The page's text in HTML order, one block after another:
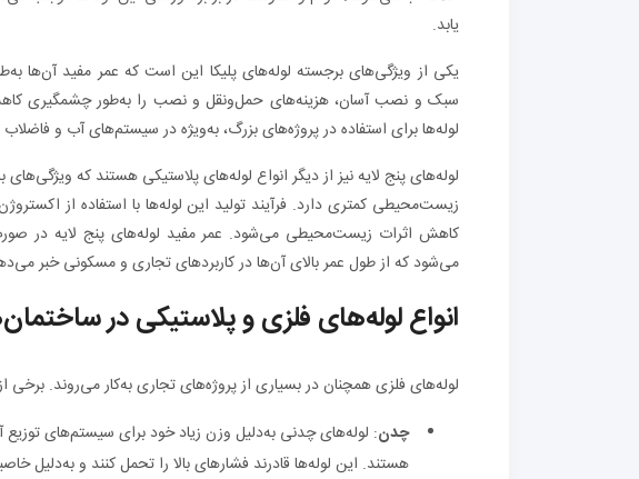
یابد.
سبک و نصب آسان، هزینه‌های حمل‌ونقل و نصب را به‌طور چشمگیری
لوله‌ها برای استفاده در پروژه‌های بزرگ، به‌ویژه در سیستم‌های آب و
زیست‌محیطی کمتری دارد. فرآیند تولید این لوله‌ها با استفاده از
می‌شود که از طول عمر بالای آن‌ها در کاربردهای تجاری و مسکونی خبر
انواع لوله‌های فلزی و پلاستیکی در
لوله‌های فلزی همچنان در بسیاری از پروژه‌های تجاری به‌کار می‌روند. برخی از
چدن: لوله‌های چدنی به‌دلیل وزن زیاد خود برای سیستم‌های
هستند. این لوله‌ها قادرند فشارهای بالا را تحمل کنند و به‌دلیل